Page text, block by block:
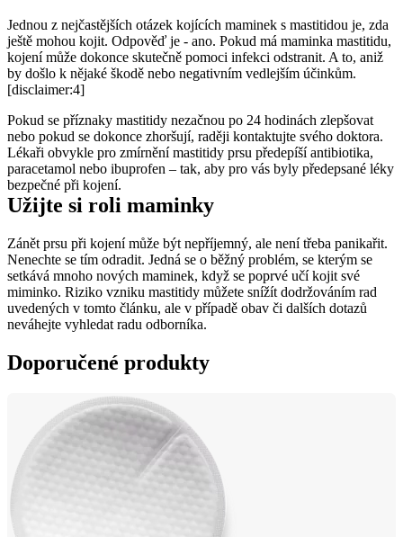
Jednou z nejčastějších otázek kojících maminek s mastitidou je, zda
ještě mohou kojit. Odpověď je - ano. Pokud má maminka mastitidu,
kojení může dokonce skutečně pomoci infekci odstranit. A to, aniž
by došlo k nějaké škodě nebo negativním vedlejším účinkům.
[disclaimer:4]
Pokud se příznaky mastitidy nezačnou po 24 hodinách zlepšovat
nebo pokud se dokonce zhoršují, raději kontaktujte svého doktora.
Lékaři obvykle pro zmírnění mastitidy prsu předepíší antibiotika,
paracetamol nebo ibuprofen – tak, aby pro vás byly předepsané léky
bezpečné při kojení.
Užijte si roli maminky
Zánět prsu při kojení může být nepříjemný, ale není třeba panikařit.
Nenechte se tím odradit. Jedná se o běžný problém, se kterým se
setkává mnoho nových maminek, když se poprvé učí kojit své
miminko. Riziko vzniku mastitidy můžete snížít dodržováním rad
uvedených v tomto článku, ale v případě obav či dalších dotazů
neváhejte vyhledat radu odborníka.
Doporučené produkty